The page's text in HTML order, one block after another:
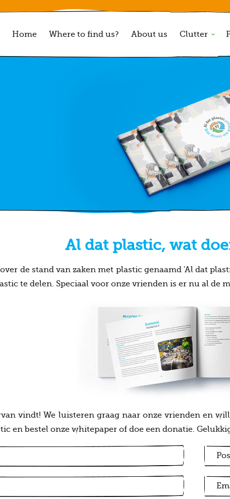
Home Where to find us? About us Clutter
Al dat plastic, wat
de stand van zaken met plastic genaamd 'Al dat
te delen. Speciaal voor onze vrienden is er nu al de
vindt! We luisteren graag naar onze vrienden en
en bestel onze whitepaper of doe een donatie.